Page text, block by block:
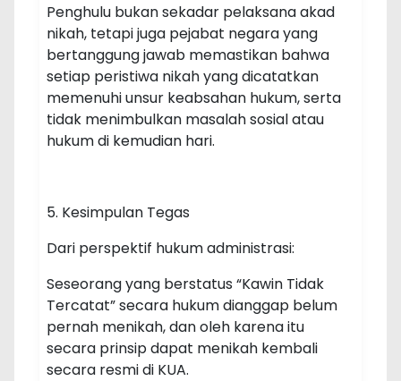
Penghulu bukan sekadar pelaksana akad
nikah, tetapi juga pejabat negara yang
bertanggung jawab memastikan bahwa
setiap peristiwa nikah yang dicatatkan
memenuhi unsur keabsahan hukum, serta
tidak menimbulkan masalah sosial atau
hukum di kemudian hari.
5. Kesimpulan Tegas
Dari perspektif hukum administrasi:
Seseorang yang berstatus “Kawin Tidak
Tercatat” secara hukum dianggap belum
pernah menikah, dan oleh karena itu
secara prinsip dapat menikah kembali
secara resmi di KUA.